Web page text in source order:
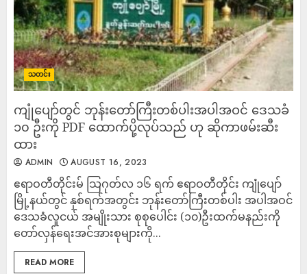
သတင်း
ကျုံပျော်တွင် ဘုန်းတော်ကြီးတစ်ပါးအပါအဝင် ဒေသခံ
၁၀ ဦးကို PDF ထောက်ပို့လုပ်သည် ဟု ဆိုကာဖမ်းဆီး
ထား
ADMIN AUGUST 16, 2023
ဧရာဝတီတိုင်းမ် သြဂုတ်လ ၁၆ ရက် ဧရာဝတီတိုင်း ကျုံပျော်
မြို့နယ်တွင် နှစ်ရက်အတွင်း ဘုန်းတော်ကြီးတစ်ပါး အပါအဝင်
ဒေသခံလူငယ် အမျိုးသား စုစုပေါင်း (၁၀)ဦးထက်မနည်းကို
တော်လှန်ရေးအင်အားစုများကို...
READ MORE